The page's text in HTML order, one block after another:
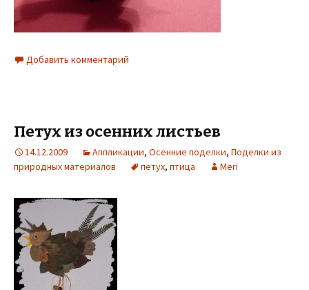
Добавить комментарий
Петух из осенних листьев
14.12.2009 Аппликации, Осенние поделки, Поделки из
природных материалов
петух, птица Meri